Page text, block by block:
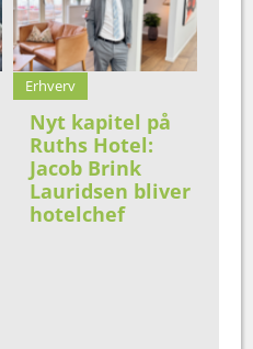
Erhverv
Nyt kapitel på
Ruths Hotel:
Jacob Brink
Lauridsen bliver
hotelchef